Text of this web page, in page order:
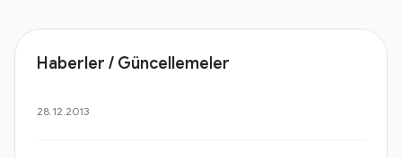
Haberler / Güncellemeler
28.12.2013